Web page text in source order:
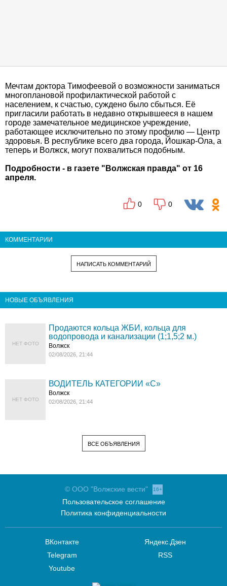
Мечтам доктора Тимофеевой о возможности заниматься
многоплановой профилактической работой с
населением, к счастью, суждено было сбыться. Её
пригласили работать в недавно открывшееся в нашем
городе замечательное медицинское учреждение,
работающее исключительно по этому профилю — Центр
здоровья. В республике всего два города, Йошкар-Ола, а
теперь и Волжск, могут похвалиться подобным.
Подробности - в газете "Волжская правда" от 16
апреля.
0 0
КОММЕНТАРИИ
НАПИСАТЬ КОММЕНТАРИЙ
НОВЫЕ ОБЪЯВЛЕНИЯ
НЕТ ФОТО
Продаются кольца ЖБИ, кольца для
водопровода и канализации (1;1,5;2 м.)
Волжск
02/08/2026, 21:44
НЕТ ФОТО
ВОДИТЕЛЬ КАТЕГОРИИ «C»
Волжск
02/08/2026, 21:44
ВСЕ ОБЪЯВЛЕНИЯ
© ООО "Волжские вести" 16+
Пользовательское соглашение
Политика конфиденциальности
ВКонтакте
Telegram
Youtube
Яндекс.Дзен
RSS